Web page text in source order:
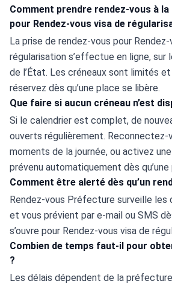
Comment prendre rendez-vous à
pour Rendez-vous visa de
La prise de rendez-vous pour Rendez-
régularisation s’effectue en ligne, sur
de l’État. Les créneaux sont limités
réservez dès qu’une place se libère.
Que faire si aucun créneau n’est
Si le calendrier est complet, de
ouverts régulièrement.
moments de la journée, ou activez
prévenu automatiquement dès
Comment être alerté dès qu’un
Rendez-vous Préfecture surveille les
et vous prévient par e-mail ou SMS
s’ouvre pour Rendez-vous visa de
Combien de temps faut-il pour
?
Les délais dépendent de la